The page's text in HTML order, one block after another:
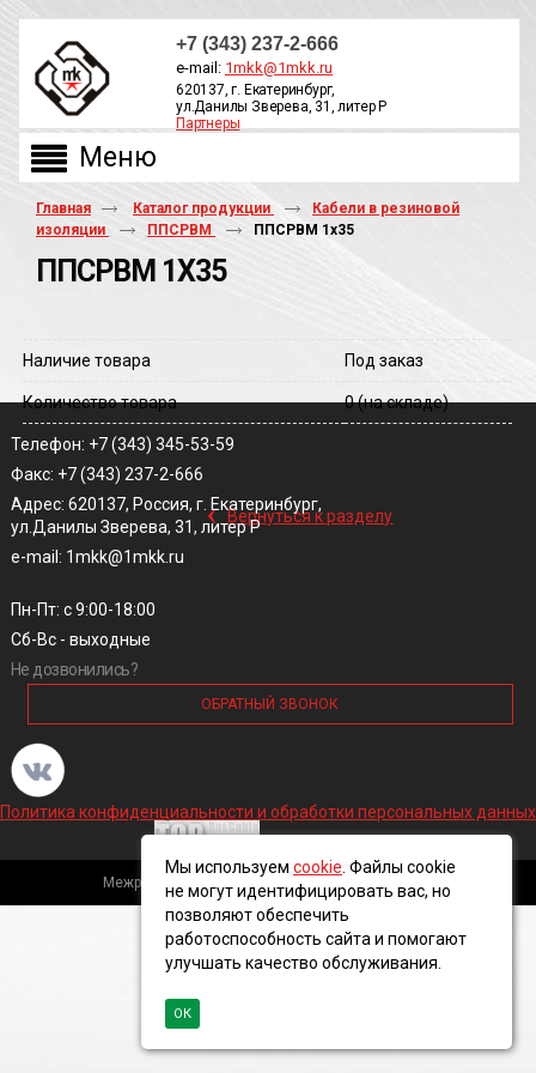
+7 (343) 237-2-666
e-mail: 1mkk@1mkk.ru
620137, г. Екатеринбург,
ул.Данилы Зверева, 31, литер Р
Партнеры
Главная Каталог продукции
Кабели в резиновой
изоляции
ППСРВМ ППСРВМ 1х35
ППСРВМ 1Х35
Наличие товара Под заказ
Количество товара 0(на складе)
‹ Вернуться к разделу
Телефон: +7 (343) 345-53-59
Факс: +7 (343) 237-2-666
Адрес: 620137, Россия, г. Екатеринбург,
ул.Данилы Зверева, 31, литер Р
e-mail: 1mkk@1mkk.ru
Пн-Пт: с 9:00-18:00
Сб-Вс - выходные
Не дозвонились?
ОБРАТНЫЙ ЗВОНОК
Политика конфиденциальности и обработки персональных данных
Межрегиональная кабельная компания, 2016 ©
Мы используем cookie . Файлы cookie
не могут идентифицировать вас, но
позволяют обеспечить
работоспособность сайта и помогают
улучшать качество обслуживания.
ОК